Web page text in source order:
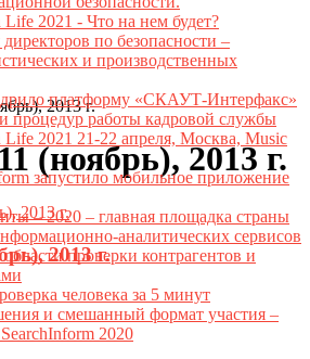
2021 - Что на нем будет?
по безопасности –
и производственных
платформу «СКАУТ-Интерфакс»
процедур работы кадровой службы
2021 21-22 апреля, Москва, Music
запустило мобильное приложение
– 2020 – главная площадка страны
аналитических сервисов
проверки контрагентов и
человека за 5 минут
и смешанный формат участия –
2020
2013 г.
(ноябрь), 2013 г.
2013 г.